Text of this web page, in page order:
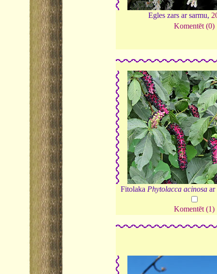
Egles zars ar sarmu,
Komentēt (0)
Fitolaka Phytolacca acinosa ar
Komentēt (1)